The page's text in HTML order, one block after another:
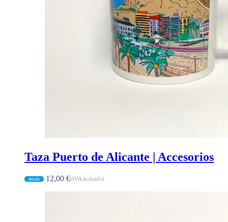
Taza Puerto de Alicante | Accesorios
12,00 €(IVA incluido)